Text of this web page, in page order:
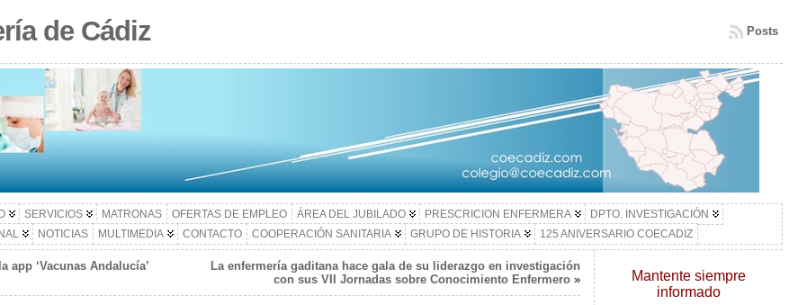
de Cádiz Posts
SERVICIOS MATRONAS OFERTAS DE EMPLEO ÁREA DEL JUBILADO PRESCRICION ENFERMERA
DPTO. INVESTIGACIÓN
NOTICIAS MULTIMEDIA CONTACTO COOPERACIÓN SANITARIA GRUPO DE HISTORIA 125 ANIVERSARIO COECADIZ
app ‘Vacunas Andalucía’
La enfermería gaditana hace gala de su liderazgo en investigación
con sus VII Jornadas sobre Conocimiento Enfermero»
Mantente siempre
informado